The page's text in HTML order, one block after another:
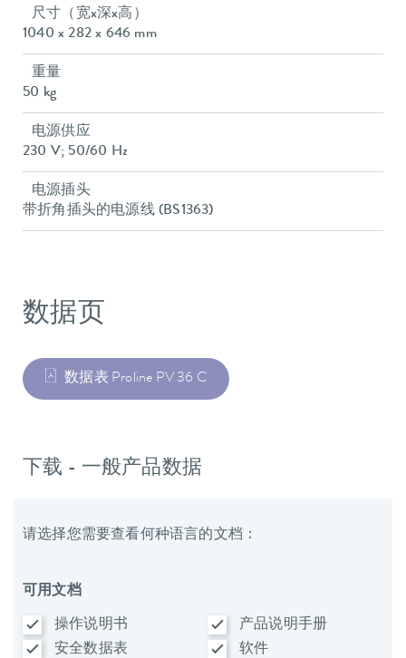
尺寸（宽x深x高）
1040 x 282 x 646 mm
重量
50 kg
电源供应
230 V; 50/60 Hz
电源插头
带折角插头的电源线 (BS1363)
数据页
数据表 Proline PV 36 C
下载 - 一般产品数据
请选择您需要查看何种语言的文档：
可用文档
操作说明书
产品说明手册
安全数据表
软件